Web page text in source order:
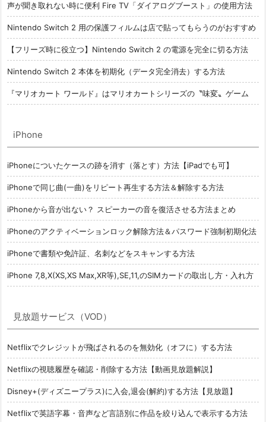
声が聞き取れない時に便利 Fire TV「ダイアログブースト」の使用方法
Nintendo Switch 2 用の保護フィルムは店で貼ってもらうのがおすすめ
【フリーズ時に役立つ】Nintendo Switch 2 の電源を完全に切る方法
Nintendo Switch 2 本体を初期化（データ完全消去）する方法
『マリオカート ワールド』はマリオカートシリーズの〝味変〟ゲーム
iPhone
iPhoneについたケースの跡を消す（落とす）方法【iPadでも可】
iPhoneで同じ曲(一曲)をリピート再生する方法＆解除する方法
iPhoneから音が出ない？ スピーカーの音を復活させる方法まとめ
iPhoneのアクティベーションロック解除方法＆パスワード強制初期化法
iPhoneで書類や免許証、名刺などをスキャンする方法
iPhone 7,8,X(XS,XS Max,XR等),SE,11,のSIMカードの取出し方・入れ方
見放題サービス（VOD）
Netflixでクレジットが飛ばされるのを無効化（オフに）する方法
Netflixの視聴履歴を確認・削除する方法【動画見放題解説】
Disney+(ディズニープラス)に入会,退会(解約)する方法【見放題】
Netflixで英語字幕・音声など言語別に作品を絞り込んで表示する方法